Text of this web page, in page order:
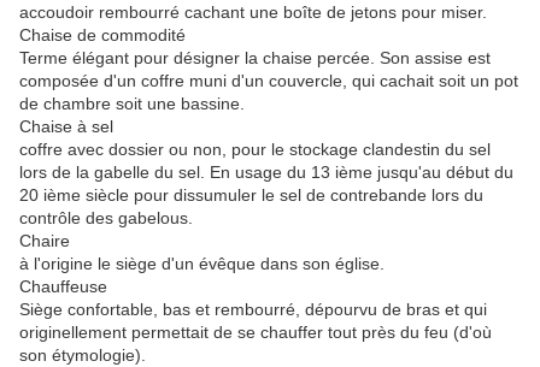
accoudoir rembourré cachant une boîte de jetons pour miser.
Chaise de commodité
Terme élégant pour désigner la chaise percée. Son assise est
composée d'un coffre muni d'un couvercle, qui cachait soit un pot
de chambre soit une bassine.
Chaise à sel
coffre avec dossier ou non, pour le stockage clandestin du sel
lors de la gabelle du sel. En usage du 13 ième jusqu'au début du
20 ième siècle pour dissumuler le sel de contrebande lors du
contrôle des gabelous.
Chaire
à l'origine le siège d'un évêque dans son église.
Chauffeuse
Siège confortable, bas et rembourré, dépourvu de bras et qui
originellement permettait de se chauffer tout près du feu (d'où
son étymologie).